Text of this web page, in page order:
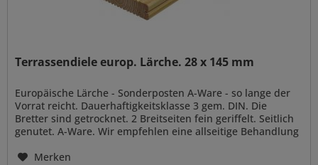
Terrassendiele europ. Lärche. 28 x 145 mm
Europäische Lärche - Sonderposten A-Ware - so lange der
Vorrat reicht. Dauerhaftigkeitsklasse 3 gem. DIN. Die
Bretter sind getrocknet. 2 Breitseiten fein geriffelt. Seitlich
genutet. A-Ware. Wir empfehlen eine allseitige Behandlung
Merken